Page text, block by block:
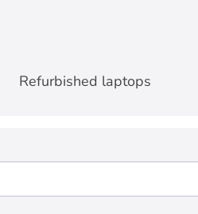
Refurbished laptops